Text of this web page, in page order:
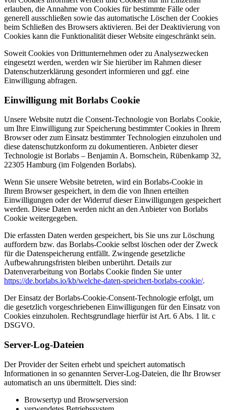
erlauben, die Annahme von Cookies für bestimmte Fälle oder
generell ausschließen sowie das automatische Löschen der Cookies
beim Schließen des Browsers aktivieren. Bei der Deaktivierung von
Cookies kann die Funktionalität dieser Website eingeschränkt sein.
Soweit Cookies von Drittunternehmen oder zu Analysezwecken
eingesetzt werden, werden wir Sie hierüber im Rahmen dieser
Datenschutzerklärung gesondert informieren und ggf. eine
Einwilligung abfragen.
Einwilligung mit Borlabs Cookie
Unsere Website nutzt die Consent-Technologie von Borlabs Cookie,
um Ihre Einwilligung zur Speicherung bestimmter Cookies in Ihrem
Browser oder zum Einsatz bestimmter Technologien einzuholen und
diese datenschutzkonform zu dokumentieren. Anbieter dieser
Technologie ist Borlabs – Benjamin A. Bornschein, Rübenkamp 32,
22305 Hamburg (im Folgenden Borlabs).
Wenn Sie unsere Website betreten, wird ein Borlabs-Cookie in
Ihrem Browser gespeichert, in dem die von Ihnen erteilten
Einwilligungen oder der Widerruf dieser Einwilligungen gespeichert
werden. Diese Daten werden nicht an den Anbieter von Borlabs
Cookie weitergegeben.
Die erfassten Daten werden gespeichert, bis Sie uns zur Löschung
auffordern bzw. das Borlabs-Cookie selbst löschen oder der Zweck
für die Datenspeicherung entfällt. Zwingende gesetzliche
Aufbewahrungsfristen bleiben unberührt. Details zur
Datenverarbeitung von Borlabs Cookie finden Sie unter
https://de.borlabs.io/kb/welche-daten-speichert-borlabs-cookie/.
Der Einsatz der Borlabs-Cookie-Consent-Technologie erfolgt, um
die gesetzlich vorgeschriebenen Einwilligungen für den Einsatz von
Cookies einzuholen. Rechtsgrundlage hierfür ist Art. 6 Abs. 1 lit. c
DSGVO.
Server-Log-Dateien
Der Provider der Seiten erhebt und speichert automatisch
Informationen in so genannten Server-Log-Dateien, die Ihr Browser
automatisch an uns übermittelt. Dies sind:
Browsertyp und Browserversion